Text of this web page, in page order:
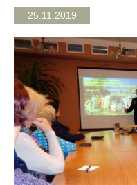
25.11.2019